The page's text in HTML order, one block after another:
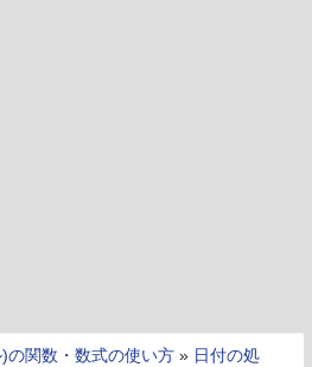
の関数・数式の使い方 » 日付の処